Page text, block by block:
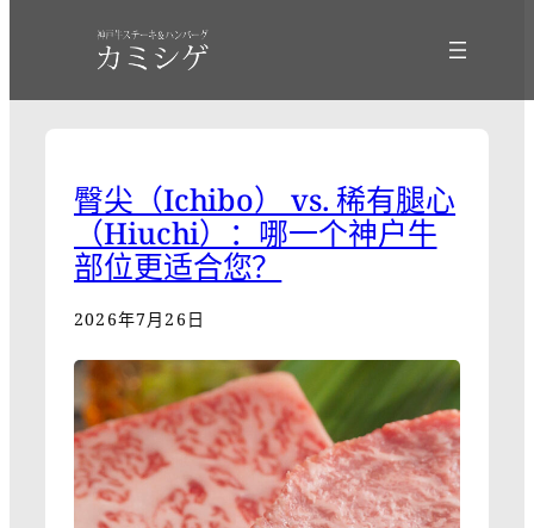
臀尖（Ichibo） vs. 稀有腿心
（Hiuchi）：哪一个神户牛
部位更适合您？
2026年7月26日